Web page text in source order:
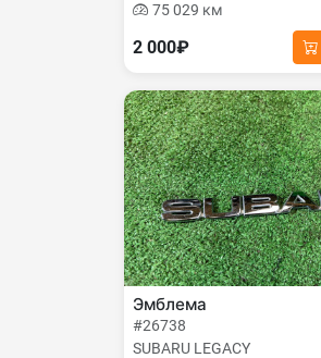
75 029 км
2 000₽
Эмблема
#26738
SUBARU LEGACY